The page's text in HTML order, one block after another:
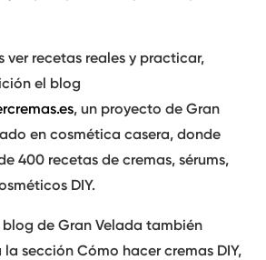
ver recetas reales y practicar,
el blog
, un proyecto de Gran
en cosmética casera, donde
400 recetas de cremas, sérums,
DIY.
de Gran Velada también
sección Cómo hacer cremas DIY,